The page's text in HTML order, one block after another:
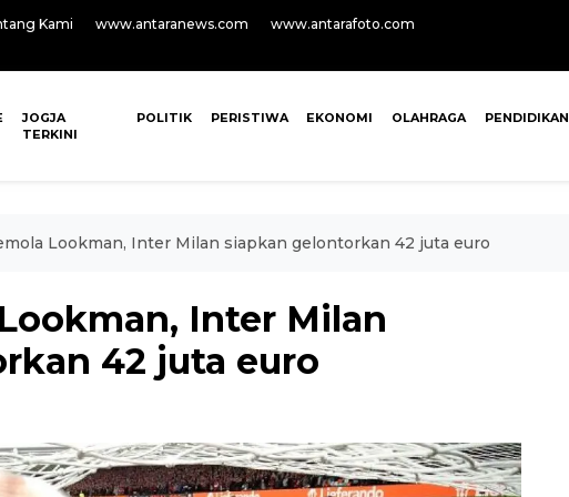
Kami www.antaranews.com
www.antarafoto.com
JOGJA
TERKINI
POLITIK PERISTIWA EKONOMI OLAHRAGA PENDIDIKAN
Lookman, Inter Milan siapkan gelontorkan 42 juta euro
Inter Milan
42 juta euro